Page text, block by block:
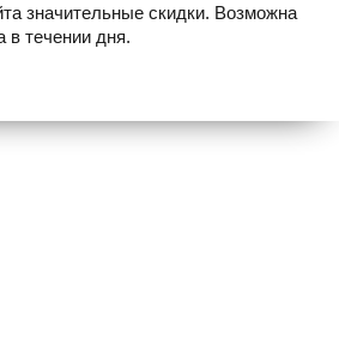
значительные скидки. Возможна
в течении дня.